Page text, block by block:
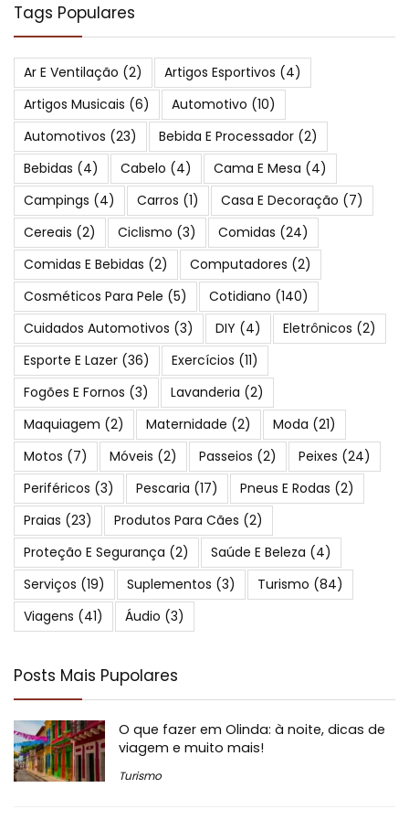
Tags Populares
Ar E Ventilação (2) Artigos Esportivos (4)
Artigos Musicais (6) Automotivo (10)
Automotivos (23) Bebida E Processador (2)
Bebidas (4) Cabelo (4) Cama E Mesa (4)
Campings (4) Carros (1) Casa E Decoração (7)
Cereais (2) Ciclismo (3) Comidas (24)
Comidas E Bebidas (2) Computadores (2)
Cosméticos Para Pele (5) Cotidiano (140)
Cuidados Automotivos (3) DIY (4) Eletrônicos (2)
Esporte E Lazer (36) Exercícios (11)
Fogões E Fornos (3) Lavanderia (2)
Maquiagem (2) Maternidade (2) Moda (21)
Motos (7) Móveis (2) Passeios (2) Peixes (24)
Periféricos (3) Pescaria (17) Pneus E Rodas (2)
Praias (23) Produtos Para Cães (2)
Proteção E Segurança (2) Saúde E Beleza (4)
Serviços (19) Suplementos (3) Turismo (84)
Viagens (41) Áudio (3)
Posts Mais Pupolares
O que fazer em Olinda: à noite, dicas de
viagem e muito mais!
Turismo